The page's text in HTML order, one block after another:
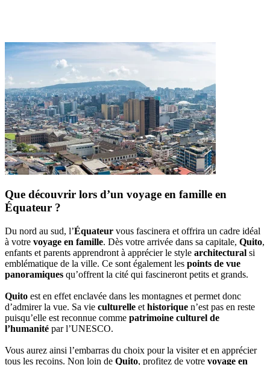
Que découvrir lors d’un voyage en famille en
Équateur ?
Du nord au sud, l’Équateur vous fascinera et offrira un cadre idéal
à votre voyage en famille. Dès votre arrivée dans sa capitale, Quito,
enfants et parents apprendront à apprécier le style architectural si
emblématique de la ville. Ce sont également les points de vue
panoramiques qu’offrent la cité qui fascineront petits et grands.
Quito est en effet enclavée dans les montagnes et permet donc
d’admirer la vue. Sa vie culturelle et historique n’est pas en reste
puisqu’elle est reconnue comme patrimoine culturel de
l’humanité par l’UNESCO.
Vous aurez ainsi l’embarras du choix pour la visiter et en apprécier
tous les recoins. Non loin de Quito, profitez de votre voyage en